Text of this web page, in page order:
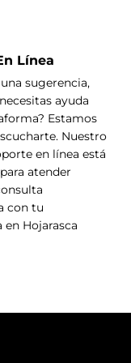
Línea
sugerencia,
ayuda
Estamos
Nuestro
en línea está
atender
con tu
en Hojarasca